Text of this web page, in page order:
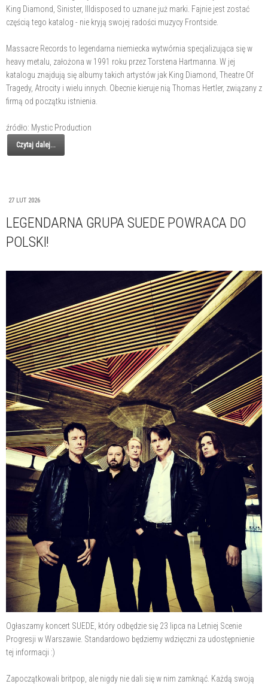
King Diamond, Sinister, Illdisposed to uznane już marki. Fajnie jest zostać
częścią tego katalog - nie kryją swojej radości muzycy Frontside.
Massacre Records to legendarna niemiecka wytwórnia specjalizująca się w
heavy metalu, założona w 1991 roku przez Torstena Hartmanna. W jej
katalogu znajdują się albumy takich artystów jak King Diamond, Theatre Of
Tragedy, Atrocity i wielu innych. Obecnie kieruje nią Thomas Hertler, związany z
firmą od początku istnienia.
źródło: Mystic Production
Czytaj dalej...
27 LUT 2026
LEGENDARNA GRUPA SUEDE POWRACA DO
POLSKI!
Ogłaszamy koncert SUEDE, który odbędzie się 23 lipca na Letniej Scenie
Progresji w Warszawie. Standardowo będziemy wdzięczni za udostępnienie
tej informacji :)
Zapoczątkowali britpop, ale nigdy nie dali się w nim zamknąć. Każdą swoją